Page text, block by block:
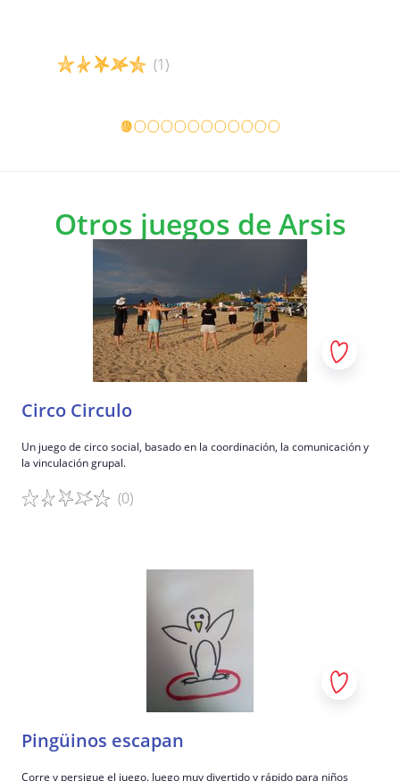
(1)
Detalles del juego
Otros juegos de Arsis
Circo Circulo
Un juego de circo social, basado en la coordinación, la comunicación y
la vinculación grupal.
(0)
Pingüinos escapan
Corre y persigue el juego. Juego muy divertido y rápido para niños